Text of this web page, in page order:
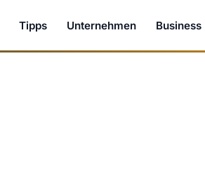
Tipps Unternehmen Business